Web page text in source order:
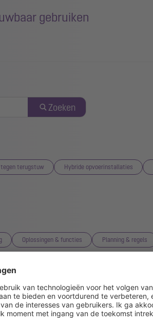
gebruiken
Zoeken
tegen terugstuw Hybride opvoerinstallaties
Oplossingen & functies Planning & regels